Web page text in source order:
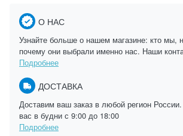
О НАС
Узнайте больше о нашем магазине: кто мы,
почему они выбрали именно нас. Наши
Подробнее
ДОСТАВКА
Доставим ваш заказ в любой регион
вас в будни с 9:00 до 18:00
Подробнее